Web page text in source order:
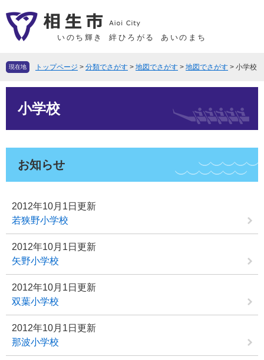
ー
先
ニ
を
文
いのち輝き 絆ひろがる あいのまち
現在地 トップページ > 分類でさがす > 地図でさがす > 地図でさがす > 小学校
小学校
お知らせ
2012年10月1日更新
若狭野小学校
2012年10月1日更新
矢野小学校
2012年10月1日更新
双葉小学校
2012年10月1日更新
那波小学校